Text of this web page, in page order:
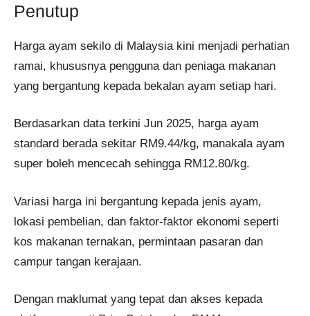
Penutup
Harga ayam sekilo di Malaysia kini menjadi perhatian
ramai, khususnya pengguna dan peniaga makanan
yang bergantung kepada bekalan ayam setiap hari.
Berdasarkan data terkini Jun 2025, harga ayam
standard berada sekitar RM9.44/kg, manakala ayam
super boleh mencecah sehingga RM12.80/kg.
Variasi harga ini bergantung kepada jenis ayam,
lokasi pembelian, dan faktor-faktor ekonomi seperti
kos makanan ternakan, permintaan pasaran dan
campur tangan kerajaan.
Dengan maklumat yang tepat dan akses kepada